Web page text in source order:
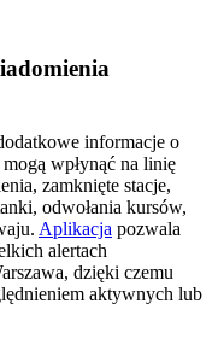
informacje o
wpłynąć na linię
zamknięte stacje,
odwołania kursów,
Aplikacja pozwala
alertach
dzięki czemu
aktywnych lub